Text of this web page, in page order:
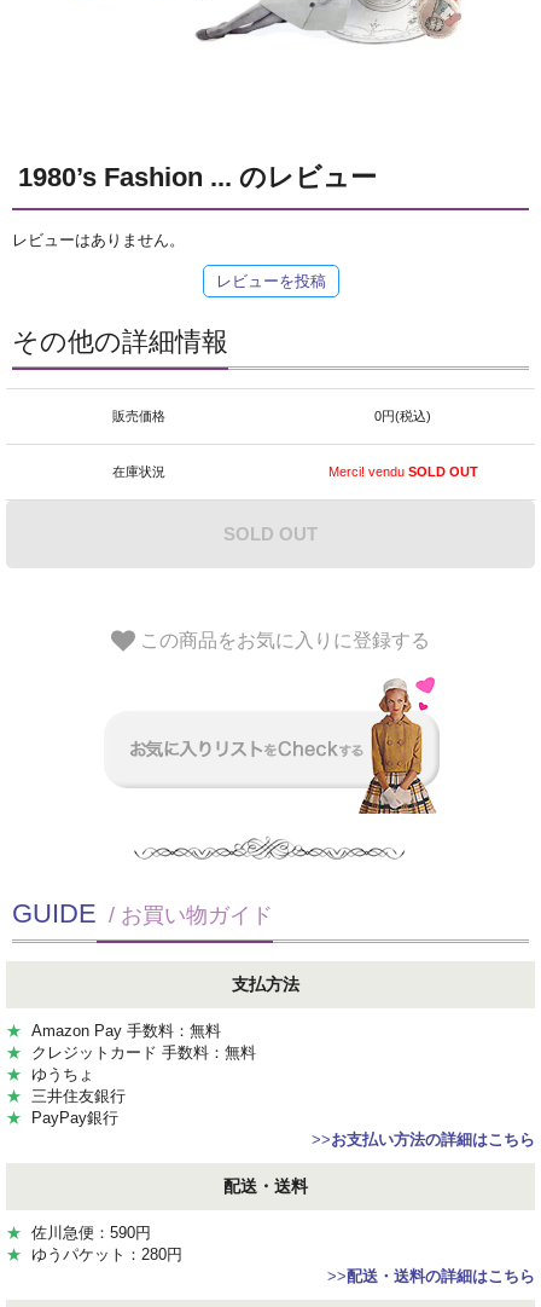
1980’s Fashion ... のレビュー
レビューはありません。
レビューを投稿
その他の詳細情報
販売価格 0円(税込)
在庫状況 Merci! venduSOLD OUT
SOLD OUT
この商品をお気に入りに登録する
GUIDE / お買い物ガイド
支払方法
★ Amazon Pay 手数料：無料
★ クレジットカード 手数料：無料
★ ゆうちょ
★ 三井住友銀行
★ PayPay銀行
>>お支払い方法の詳細はこちら
配送・送料
★ 佐川急便：590円
★ ゆうパケット：280円
>>配送・送料の詳細はこちら